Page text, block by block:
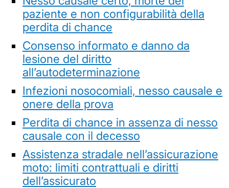
paziente e non configurabilità della
perdita di chance
Consenso informato e danno da
lesione del diritto
all’autodeterminazione
Infezioni nosocomiali, nesso causale e
onere della prova
Perdita di chance in assenza di nesso
causale con il decesso
Assistenza stradale nell’assicurazione
moto: limiti contrattuali e diritti
dell’assicurato